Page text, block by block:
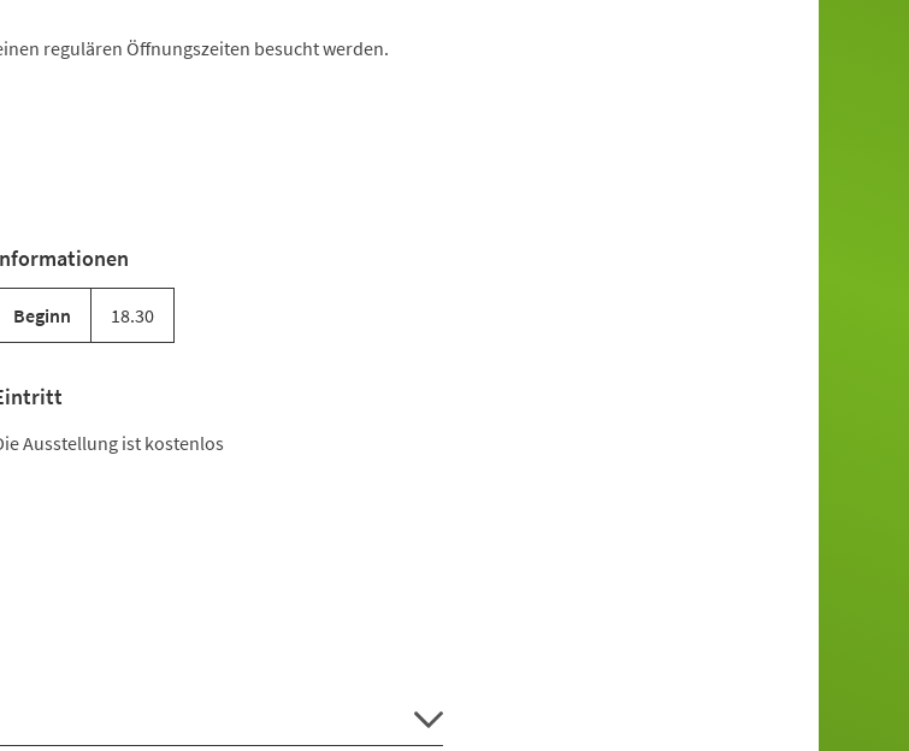
regulären Öffnungszeiten besucht werden.
Beginn 18.30
Ausstellung ist kostenlos